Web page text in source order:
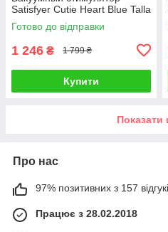
Satisfyer Cutie Heart Blue Talla
Готово до відправки
1 246 ₴ 1 799 ₴
Купити
Показати
Про нас
97% позитивних з 157
Працює з 28.02.2018